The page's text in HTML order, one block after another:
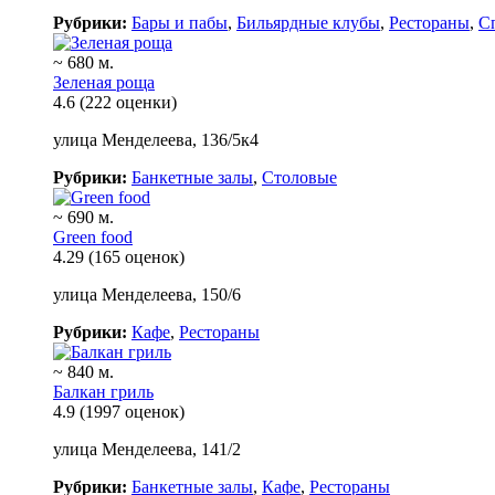
Рубрики: Бары и пабы, Бильярдные клубы, Рестораны,
~ 680 м.
Зеленая роща
4.6 (222 оценки)
улица Менделеева, 136/5к4
Рубрики: Банкетные залы, Столовые
~ 690 м.
Green food
4.29 (165 оценок)
улица Менделеева, 150/6
Рубрики: Кафе, Рестораны
~ 840 м.
Балкан гриль
4.9 (1997 оценок)
улица Менделеева, 141/2
Рубрики: Банкетные залы, Кафе, Рестораны